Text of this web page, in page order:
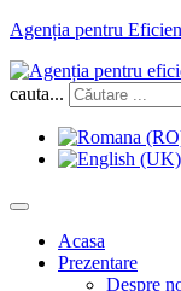
Agenția pentru
cauta...
Acasa
Prezentare
Despre